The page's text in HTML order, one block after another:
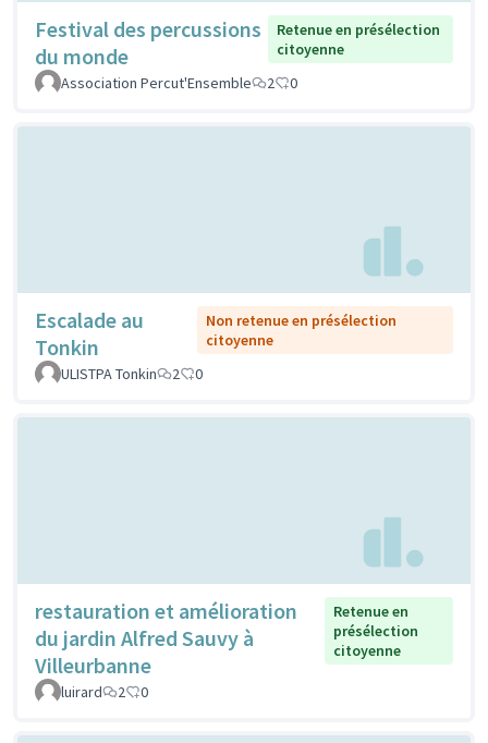
Festival des percussions
du monde
Retenue en présélection
citoyenne
Association Percut'Ensemble
2 0
Escalade au
Tonkin
Non retenue en présélection
citoyenne
ULISTPA Tonkin
2 0
restauration et amélioration
du jardin Alfred Sauvy à
Villeurbanne
Retenue en
présélection
citoyenne
luirard 2 0